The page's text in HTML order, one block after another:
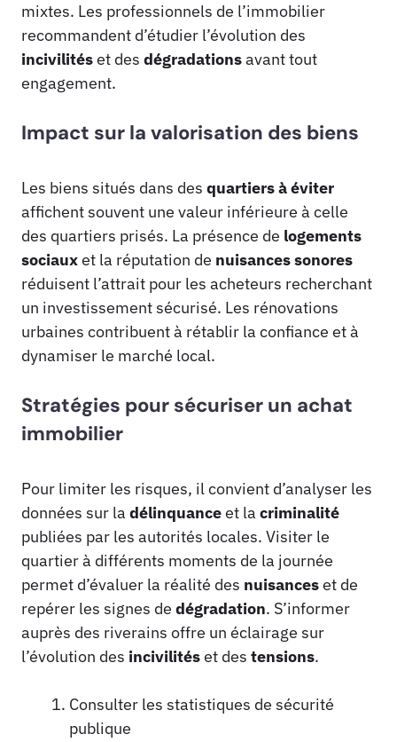
mixtes. Les professionnels de l’immobilier
recommandent d’étudier l’évolution des
incivilitéset des dégradationsavant tout
engagement.
Impact sur la valorisation des biens
Les biens situés dans des quartiers à éviter
affichent souvent une valeur inférieure à celle
des quartiers prisés. La présence de logements
sociauxet la réputation de nuisances sonores
réduisent l’attrait pour les acheteurs recherchant
un investissement sécurisé. Les rénovations
urbaines contribuent à rétablir la confiance et à
dynamiser le marché local.
Stratégies pour sécuriser un achat
immobilier
Pour limiter les risques, il convient d’analyser les
données sur la délinquanceet la criminalité
publiées par les autorités locales. Visiter le
quartier à différents moments de la journée
permet d’évaluer la réalité des nuisanceset de
repérer les signes de dégradation. S’informer
auprès des riverains offre un éclairage sur
l’évolution des incivilitéset des tensions.
Consulter les statistiques de sécurité
publique